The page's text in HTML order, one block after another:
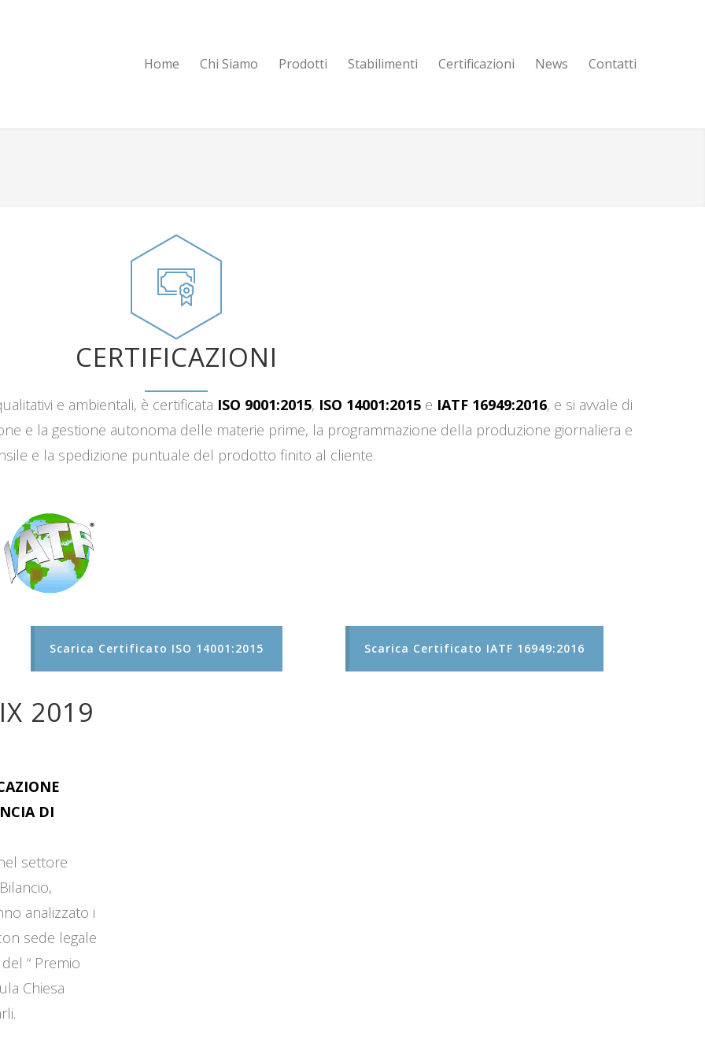
Home Chi Siamo Prodotti Stabilimenti Certificazioni News Contatti
CERTIFICAZIONI
e ambientali, è certificata ISO 9001:2015, ISO 14001:2015 e IATF 16949:2016, e si avvale di
e la gestione autonoma delle materie prime, la programmazione della produzione giornaliera e
e la spedizione puntuale del prodotto finito al cliente.
Scarica Certificato ISO 14001:2015 Scarica Certificato IATF 16949:2016
2019
DI
settore
analizzato i
sede legale
“ Premio
Chiesa